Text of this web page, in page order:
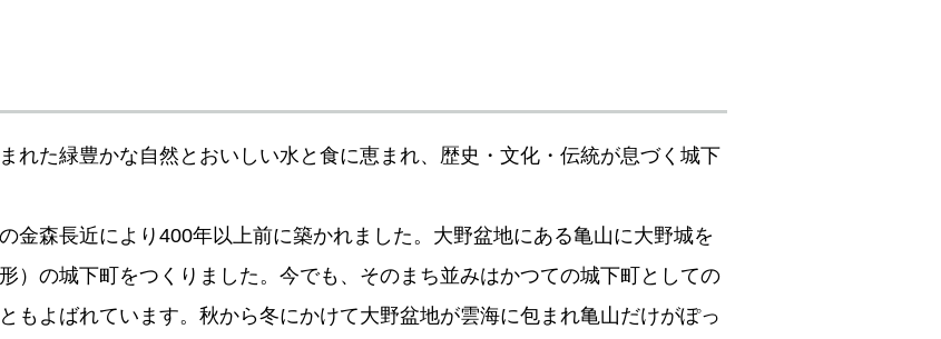
れた緑豊かな自然とおいしい水と食に恵まれ、歴史・文化・伝統が息づく城下
金森長近により400年以上前に築かれました。大野盆地にある亀山に大野城を
）の城下町をつくりました。今でも、そのまち並みはかつての城下町としての
もよばれています。秋から冬にかけて大野盆地が雲海に包まれ亀山だけがぽっ